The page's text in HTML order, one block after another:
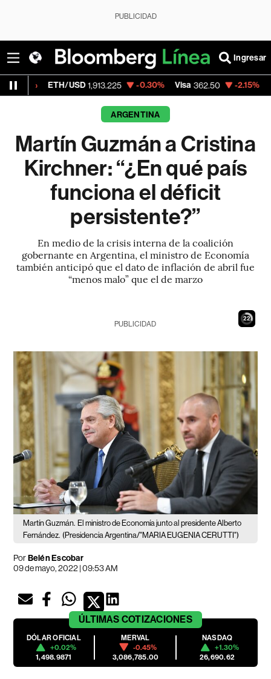
PUBLICIDAD
Ingresar
1,913.225 -0.30% Visa 362.50 -2.15%
ARGENTINA
Martín Guzmán a Cristina
Kirchner: “¿En qué país
funciona el déficit
persistente?”
En medio de la crisis interna de la coalición
gobernante en Argentina, el ministro de Economía
también anticipó que el dato de inflación de abril fue
“menos malo” que el de marzo
21
PUBLICIDAD
Martín Guzmán. El ministro de Economía junto al presidente Alberto
Fernández. (Presidencia Argentina/"MARIA EUGENIA CERUTTI")
PorBelén Escobar
09 de mayo, 2022 | 09:53 AM
ÚLTIMAS COTIZACIONES
DÓLAR OFICIAL
+0.02%
1,498.9871
MERVAL
-0.45%
3,086,785.00
NASDAQ
+1.30%
26,690.62